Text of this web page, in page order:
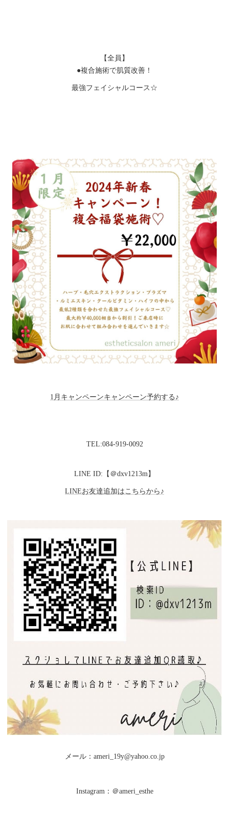
【全員】
●複合施術で肌質改善！
最強フェイシャルコース☆
1月キャンペーンキャンペーン予約する♪
TEL:084-919-0092
LINE ID:【＠dxv1213m】
LINEお友達追加はこちらから♪
メール：ameri_19y@yahoo.co.jp
Instagram：＠ameri_esthe